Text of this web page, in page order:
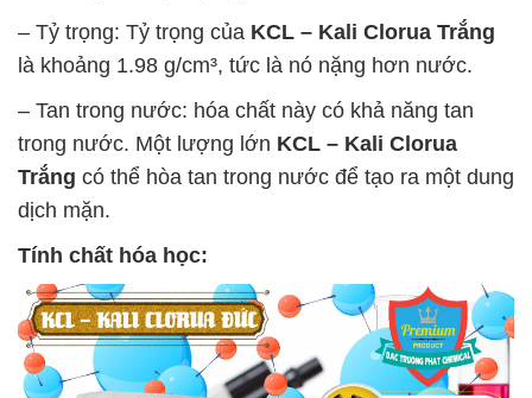
– Tỷ trọng: Tỷ trọng của KCL – Kali Clorua Trắng
là khoảng 1.98 g/cm³, tức là nó nặng hơn nước.
– Tan trong nước: hóa chất này có khả năng tan
trong nước. Một lượng lớn KCL – Kali Clorua
Trắng có thể hòa tan trong nước để tạo ra một dung
dịch mặn.
Tính chất hóa học: